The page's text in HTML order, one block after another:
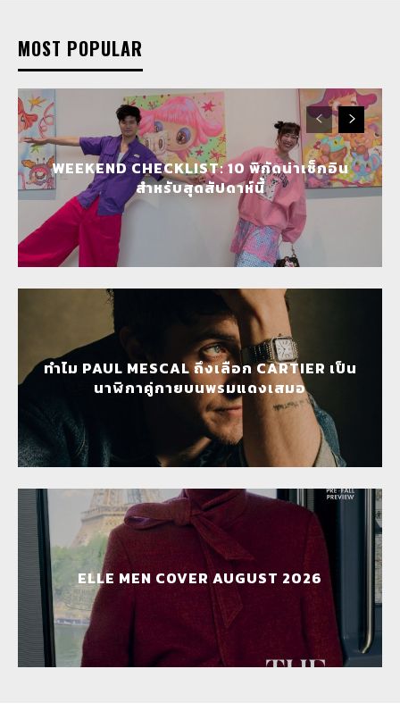
MOST POPULAR
WEEKEND CHECKLIST: 10 พิกัดน่าเช็กอิน
สำหรับสุดสัปดาห์นี้
ทำไม PAUL MESCAL ถึงเลือก CARTIER เป็น
นาฬิกาคู่กายบนพรมแดงเสมอ
ELLE MEN COVER AUGUST 2026